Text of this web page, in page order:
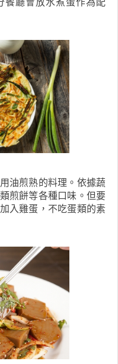
油煎熟的料理。依據蔬
煎餅等各種口味。但要
入雞蛋，不吃蛋類的素